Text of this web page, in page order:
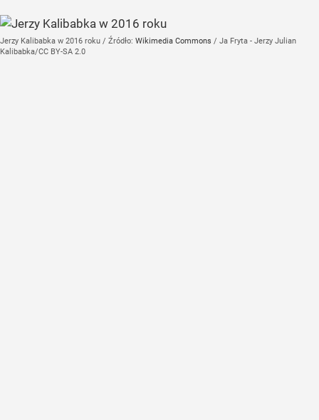
Jerzy Kalibabka w 2016 roku / Źródło: Wikimedia Commons / Ja Fryta - Jerzy Julian
Kalibabka/CC BY-SA 2.0